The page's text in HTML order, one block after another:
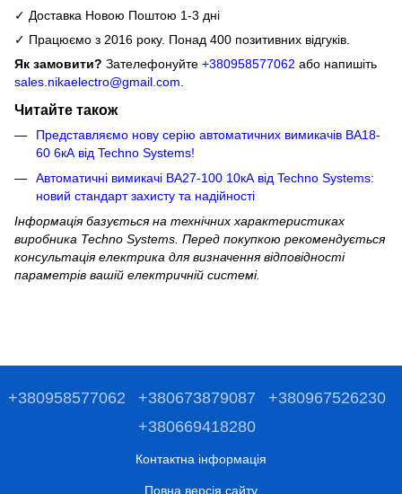
✓ Доставка Новою Поштою 1-3 дні
✓ Працюємо з 2016 року. Понад 400 позитивних відгуків.
Як замовити? Зателефонуйте +380958577062 або напишіть
sales.nikaelectro@gmail.com
Читайте також
Представляємо нову серію автоматичних вимикачів ВА18-
60 6кА від Techno Systems!
Автоматичні вимикачі ВА27-100 10кА від Techno Systems:
новий стандарт захисту та надійності
Інформація базується на технічних характеристиках
виробника Techno Systems. Перед покупкою рекомендується
консультація електрика для визначення відповідності
параметрів вашій електричній системі.
+380958577062 +380673879087
+380967526230
+380669418280
Контактна інформація
Повна версія сайту